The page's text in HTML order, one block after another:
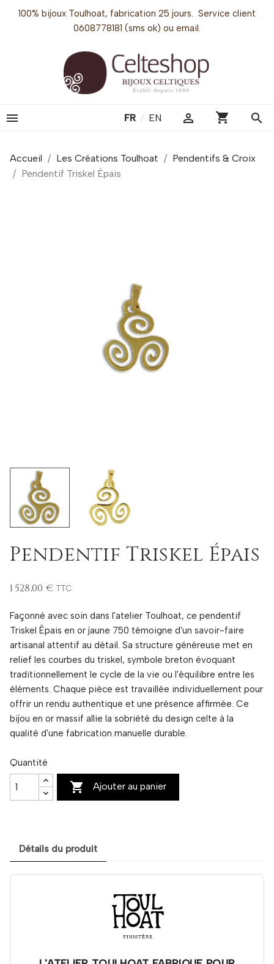
100% bijoux Toulhoat, fabrication 25 jours. Service client
0608778181 (sms ok) ou email.
 FR / EN  shopping_cart search
Accueil Les Créations Toulhoat
Pendentifs & Croix
Pendentif Triskel Épais
Pendentif Triskel Épais
1 528,00 € TTC
Façonné avec soin dans l'atelier Toulhoat, ce pendentif
Triskel Épais en or jaune 750 témoigne d'un savoir-faire
artisanal attentif au détail. Sa structure généreuse met en
relief les courbes du triskel, symbole breton évoquant
traditionnellement le cycle de la vie ou l'équilibre entre les
éléments. Chaque pièce est travaillée individuellement pour
offrir un rendu authentique et une présence affirmée. Ce
bijou en or massif allie la sobriété du design celte à la
qualité d'une fabrication manuelle durable.
Quantité
 Ajouter au panier
Détails du produit